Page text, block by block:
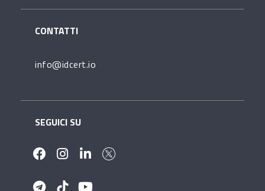
CONTATTI
info@idcert.io
SEGUICI SU